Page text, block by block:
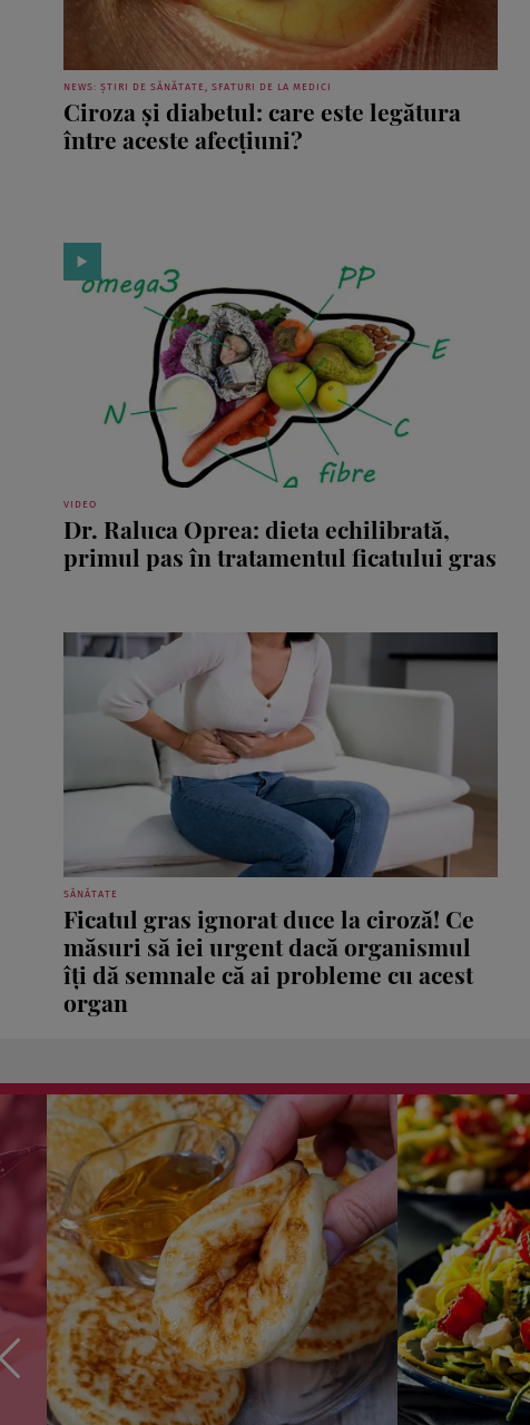
NEWS: ȘTIRI DE SĂNĂTATE, SFATURI DE LA MEDICI
Ciroza și diabetul: care este legătura
între aceste afecțiuni?
VIDEO
Dr. Raluca Oprea: dieta echilibrată,
primul pas în tratamentul ficatului gras
SĂNĂTATE
Ficatul gras ignorat duce la ciroză! Ce
măsuri să iei urgent dacă organismul
îți dă semnale că ai probleme cu acest
organ